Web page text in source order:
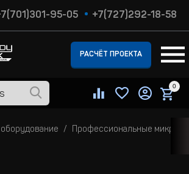
95-05 +7(727)292-18-58
РАСЧЁТ ПРОЕКТА
0
Профессиональные